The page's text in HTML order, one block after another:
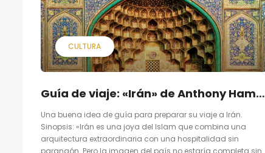
CULTURA
Guía de viaje: «Irán» de Anthony Ham, Jenny Walker, Mark Elliott, Jean-Bernard Carillet, Simon Richmond y Steve Waters
Una buena idea de guía para preparar su viaje a Irán.
Sinopsis: «Irán es una joya del Islam que combina una
arquitectura extraordinaria con una hospitalidad sin